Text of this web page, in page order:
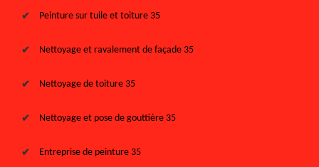
Peinture sur tuile et toiture 35
Nettoyage et ravalement de façade 35
Nettoyage de toiture 35
Nettoyage et pose de gouttière 35
Entreprise de peinture 35